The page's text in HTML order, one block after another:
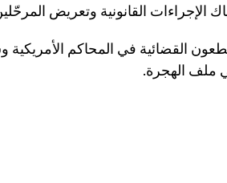
الإجراءات القانونية وتعريض
القضائية في المحاكم
ملف الهجرة.